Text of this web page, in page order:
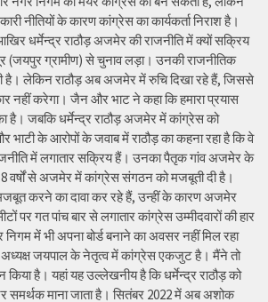
नीतियों के कारण कांग्रेस का कार्यकर्ता निराश है।
धर्मेन्द्र राठौड़ अजमेर की राजनीति में क्यों सक्रिय
(जयपुर ग्रामीण) से चुनाव लड़ा। उनकी राजनीतिक
है। लेकिन राठौड़ अब अजमेर में रुचि दिखा रहे हैं, जिससे
नहीं करेगा। जैन और भाट ने कहा कि हमारा प्रयास
जबकि धर्मेन्द्र राठौड़ अजमेर में कांग्रेस को
के आरोपों के जवाब में राठौड़ का कहना रहा है कि वे
में लगातार सक्रिय हैं। उनका पैतृक गांव अजमेर के
वर्षों से अजमेर में कांग्रेस संगठन को मजबूती दी है।
करने का दावा कर रहे हैं, उन्हीं के कारण अजमेर
पर गत पांच बार से लगातार कांग्रेस उम्मीदवारों की हार
में भी अपना बोर्ड बनाने का अवसर नहीं मिल रहा
अध्यक्ष जयपाल के नेतृत्व में कांग्रेस एकजुट है। मैंने तो
किया है। यहां यह उल्लेखनीय है कि धर्मेन्द्र राठौड़ को
समर्थक माना जाता है। सितंबर 2022 में अब अशोक